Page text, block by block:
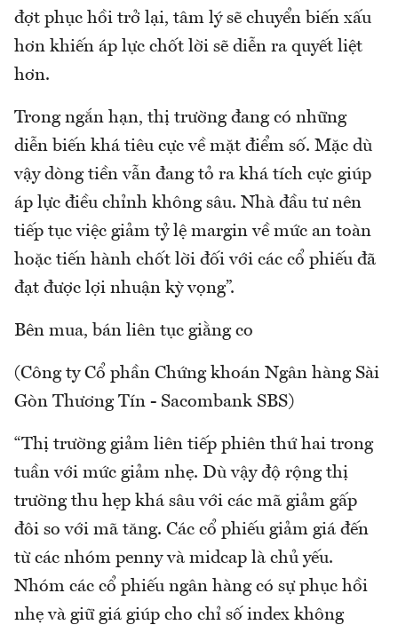
đợt phục hồi trở lại, tâm lý sẽ chuyển biến xấu
hơn khiến áp lực chốt lời sẽ diễn ra quyết liệt
hơn.
Trong ngắn hạn, thị trường đang có những
diễn biến khá tiêu cực về mặt điểm số. Mặc dù
vậy dòng tiền vẫn đang tỏ ra khá tích cực giúp
áp lực điều chỉnh không sâu. Nhà đầu tư nên
tiếp tục việc giảm tỷ lệ margin về mức an toàn
hoặc tiến hành chốt lời đối với các cổ phiếu đã
đạt được lợi nhuận kỳ vọng”.
Bên mua, bán liên tục giằng co
(Công ty Cổ phần Chứng khoán Ngân hàng Sài
Gòn Thương Tín - Sacombank SBS)
“Thị trường giảm liên tiếp phiên thứ hai trong
tuần với mức giảm nhẹ. Dù vậy độ rộng thị
trường thu hẹp khá sâu với các mã giảm gấp
đôi so với mã tăng. Các cổ phiếu giảm giá đến
từ các nhóm penny và midcap là chủ yếu.
Nhóm các cổ phiếu ngân hàng có sự phục hồi
nhẹ và giữ giá giúp cho chỉ số index không